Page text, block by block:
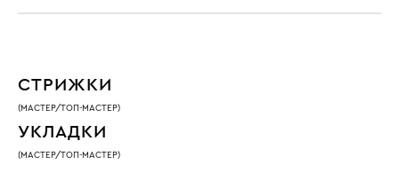
СТРИЖКИ
(МАСТЕР/ТОП-МАСТЕР)
УКЛАДКИ
(МАСТЕР/ТОП-МАСТЕР)